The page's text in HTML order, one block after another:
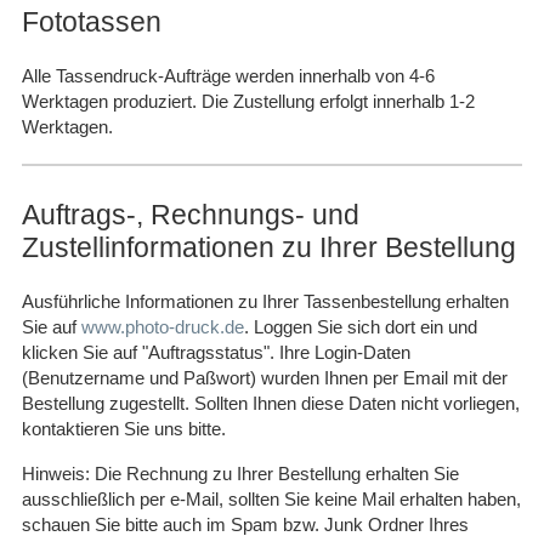
Fototassen
Alle Tassendruck-Aufträge werden innerhalb von 4-6
Werktagen produziert. Die Zustellung erfolgt innerhalb 1-2
Werktagen.
Auftrags-, Rechnungs- und
Zustellinformationen zu Ihrer Bestellung
Ausführliche Informationen zu Ihrer Tassenbestellung erhalten
Sie aufwww.photo-druck.de. Loggen Sie sich dort ein und
klicken Sie auf "Auftragsstatus". Ihre Login-Daten
(Benutzername und Paßwort) wurden Ihnen per Email mit der
Bestellung zugestellt. Sollten Ihnen diese Daten nicht vorliegen,
kontaktieren Sie uns bitte.
Hinweis: Die Rechnung zu Ihrer Bestellung erhalten Sie
ausschließlich per e-Mail, sollten Sie keine Mail erhalten haben,
schauen Sie bitte auch im Spam bzw. Junk Ordner Ihres